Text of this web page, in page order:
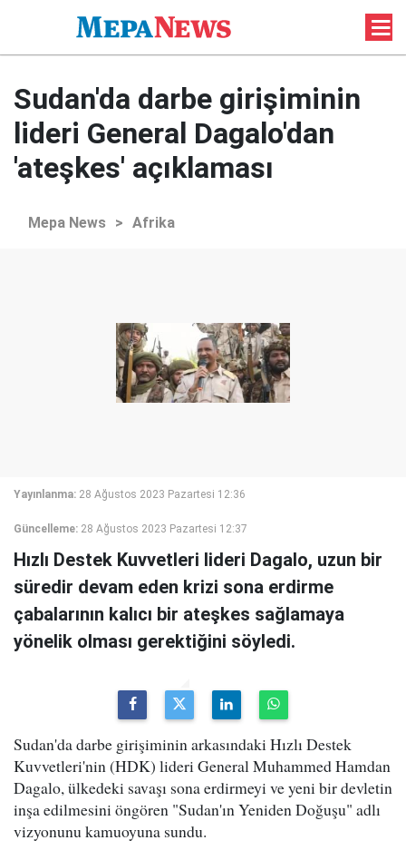
Sudan'da darbe girişiminin
lideri General Dagalo'dan
'ateşkes' açıklaması
Mepa News > Afrika
Yayınlanma: 28 Ağustos 2023 Pazartesi 12:36
Güncelleme: 28 Ağustos 2023 Pazartesi 12:37
Hızlı Destek Kuvvetleri lideri Dagalo, uzun bir
süredir devam eden krizi sona erdirme
çabalarının kalıcı bir ateşkes sağlamaya
yönelik olması gerektiğini söyledi.
Sudan'da darbe girişiminin arkasındaki Hızlı Destek
Kuvvetleri'nin (HDK) lideri General Muhammed Hamdan
Dagalo, ülkedeki savaşı sona erdirmeyi ve yeni bir devletin
inşa edilmesini öngören "Sudan'ın Yeniden Doğuşu" adlı
vizyonunu kamuoyuna sundu.